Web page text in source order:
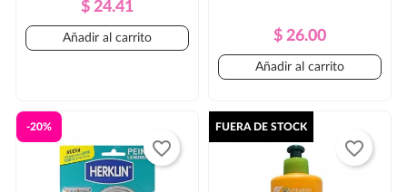
Precio
Regular
Precio
$ 24.41
Añadir al carrito
Precio
Regular
Precio
$ 26.00
Añadir al carrito
-20%
favorite_border
FUERA DE STOCK
favorite_border